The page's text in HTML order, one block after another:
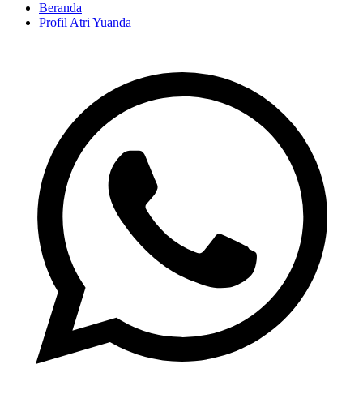
Beranda
Profil Atri Yuanda